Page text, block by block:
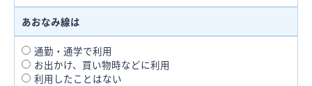
あおなみ線は
通勤・通学で利用
お出かけ、買い物時などに利用
利用したことはない